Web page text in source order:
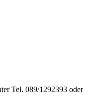
Tel. 089/1292393 oder